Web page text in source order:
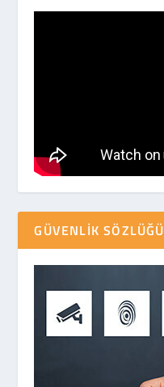
GÜVENLIK SÖZLÜĞÜ